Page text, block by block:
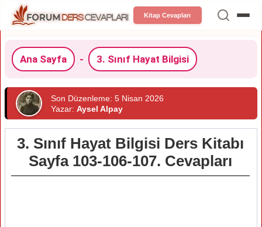
Kitap Cevapları
Ana Sayfa - 3. Sınıf Hayat Bilgisi
Son Düzenleme: 5 Nisan 2026
Yazar: Aysel Alpay
3. Sınıf Hayat Bilgisi Ders Kitabı
Sayfa 103-106-107. Cevapları